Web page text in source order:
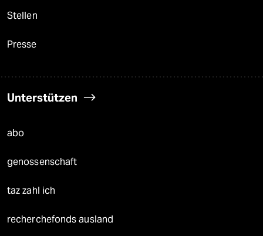
Stellen
Presse
Unterstützen
abo
genossenschaft
taz zahl ich
recherchefonds ausland